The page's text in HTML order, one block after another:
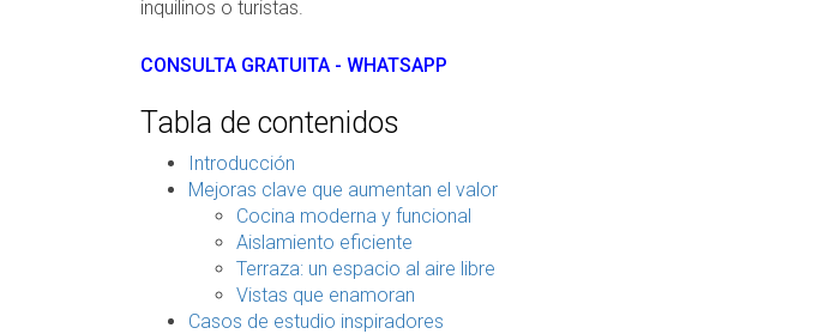
inquilinos o turistas.
CONSULTA GRATUITA - WHATSAPP
Tabla de contenidos
Introducción
Mejoras clave que aumentan el valor
Cocina moderna y funcional
Aislamiento eficiente
Terraza: un espacio al aire libre
Vistas que enamoran
Casos de estudio inspiradores